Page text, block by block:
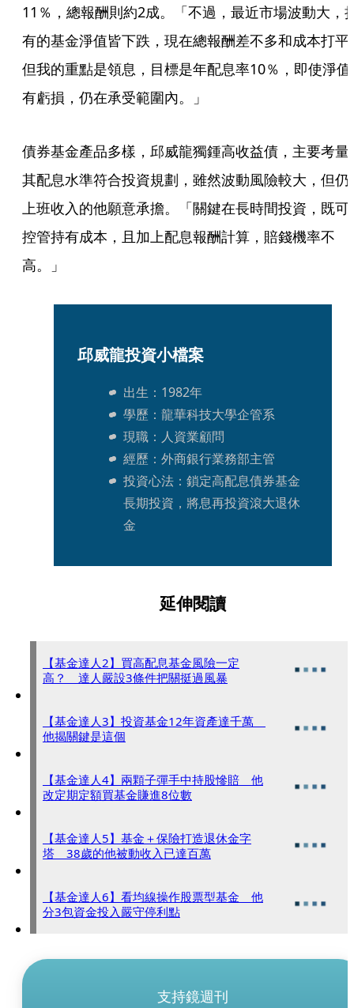
11％，總報酬則約2成。「不過，最近市場波動大，
有的基金淨值皆下跌，現在總報酬差不多和成本打平
但我的重點是領息，目標是年配息率10％，即使淨值
有虧損，仍在承受範圍內。」
債券基金產品多樣，邱威龍獨鍾高收益債，主要考量
其配息水準符合投資規劃，雖然波動風險較大，但仍
上班收入的他願意承擔。「關鍵在長時間投資，既可
控管持有成本，且加上配息報酬計算，賠錢機率不
高。」
邱威龍投資小檔案
出生：1982年
學歷：龍華科技大學企管系
現職：人資業顧問
經歷：外商銀行業務部主管
投資心法：鎖定高配息債券基金
長期投資，將息再投資滾大退休
金
延伸閱讀
【基金達人2】買高配息基金風險一定
高？ 達人嚴設3條件把關挺過風暴
【基金達人3】投資基金12年資產達千萬
他揭關鍵是這個
【基金達人4】兩顆子彈手中持股慘賠 他
改定期定額買基金賺進8位數
【基金達人5】基金＋保險打造退休金字
塔 38歲的他被動收入已達百萬
【基金達人6】看均線操作股票型基金 他
分3包資金投入嚴守停利點
支持鏡週刊